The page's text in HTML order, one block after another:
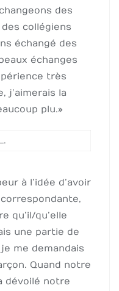
des
collégiens
échangé des
échanges
très
j’aimerais la
plu. »
à l’idée d’avoir
qu’il/qu’elle
une partie de
me demandais
Quand notre
dévoilé notre